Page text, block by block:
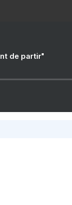
de partir"